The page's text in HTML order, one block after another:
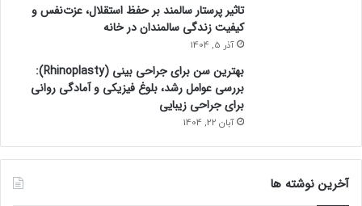
تاثیر پرستار سالمند بر حفظ استقلال، عزت‌نفس و
کیفیت زندگی سالمندان در خانه
آذر 5, 1404
بهترین سن برای جراحی بینی (Rhinoplasty):
بررسی عوامل رشد، بلوغ فیزیکی و آمادگی روانی
برای جراحی زیبایی
آبان 22, 1404
آخرین نوشته ها